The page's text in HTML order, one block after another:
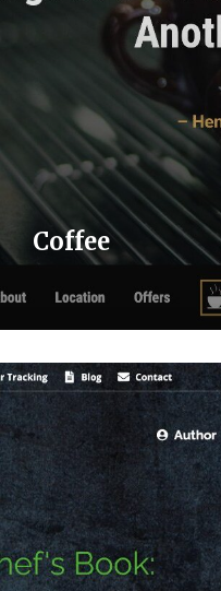
Coffee